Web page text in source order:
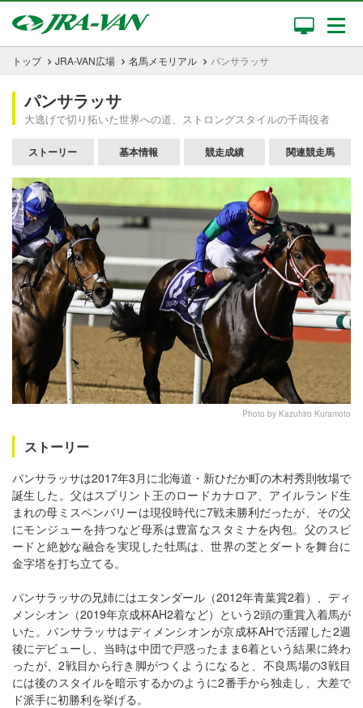
トップ JRA-VAN広場 名馬メモリアル パンサラッサ
パンサラッサ
大逃げで切り拓いた世界への道、ストロングスタイルの千両役者
ストーリー 基本情報 競走成績 関連競走馬
Photo by Kazuhiro Kuramoto
ストーリー
パンサラッサは2017年3月に北海道・新ひだか町の木村秀則牧場で
誕生した。父はスプリント王のロードカナロア、アイルランド生
まれの母ミスペンバリーは現役時代に7戦未勝利だったが、その父
にモンジューを持つなど母系は豊富なスタミナを内包。父のスピ
ードと絶妙な融合を実現した牡馬は、世界の芝とダートを舞台に
金字塔を打ち立てる。
パンサラッサの兄姉にはエタンダール（2012年青葉賞2着）、ディ
メンシオン（2019年京成杯AH2着など）という2頭の重賞入着馬が
いた。パンサラッサはディメンシオンが京成杯AHで活躍した2週
後にデビューし、当時は中団で戸惑ったまま6着という結果に終わ
ったが、2戦目から行き脚がつくようになると、不良馬場の3戦目
には後のスタイルを暗示するかのように2番手から独走し、大差で
ド派手に初勝利を挙げる。